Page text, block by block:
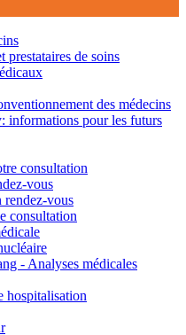
prestataires de soins
des médecins
informations pour les futurs
consultation
vous
vous
consultation
- Analyses médicales
hospitalisation